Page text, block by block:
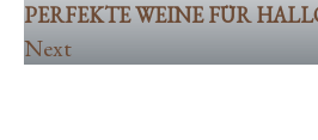
PERFEKTE WEINE FÜR
Next